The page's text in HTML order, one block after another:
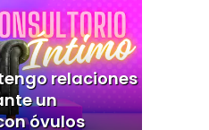
relaciones
un
óvulos